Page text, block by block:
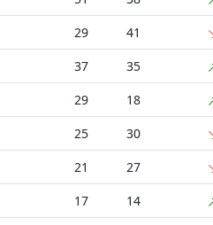
29
41
37
35
29
18
25
30
21
27
17
14